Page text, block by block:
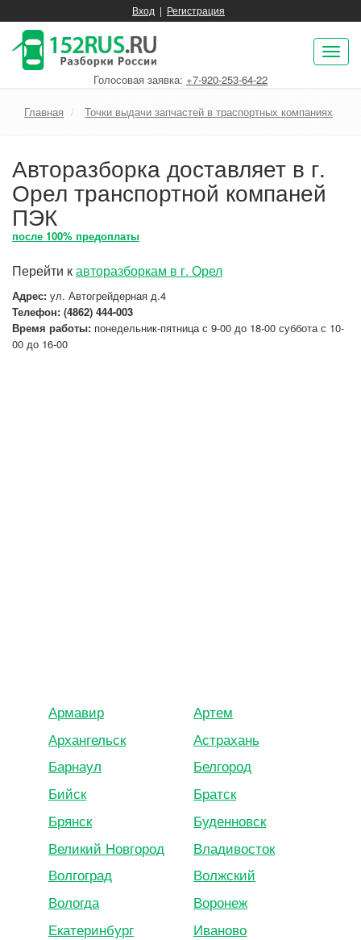
Вход | Регистрация
Голосовая заявка: +7-920-253-64-22
Главная Точки выдачи запчастей в траспортных компаниях
Авторазборка доставляет в г.
Орел транспортной компаней
ПЭК
после 100% предоплаты
Перейти кавторазборкам в г. Орел
Адрес: ул. Автогрейдерная д.4
Телефон: (4862) 444-003
Время работы: понедельник-пятница с 9-00 до 18-00 суббота с 10-
00 до 16-00
Армавир
Артем
Архангельск
Астрахань
Барнаул
Белгород
Бийск
Братск
Брянск
Буденновск
Великий Новгород
Владивосток
Волгоград
Волжский
Вологда
Воронеж
Екатеринбург
Иваново